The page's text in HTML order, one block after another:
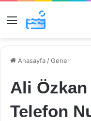
Menü
Anasayfa /Genel
Ali
Telefon